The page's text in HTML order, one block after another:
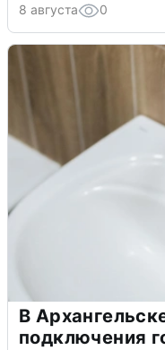
8 августа 0
В
подключения